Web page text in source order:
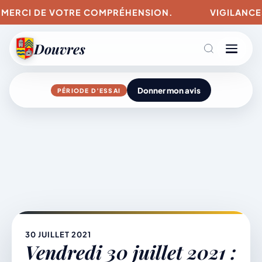
DE VOTRE COMPRÉHENSION. VIGILANCES
Douvres
Agenda
Mairie & Vie municipale
PÉRIODE D’ESSAI Donner mon avis
30 JUILLET 2021
Vendredi 30 juillet 2021 :